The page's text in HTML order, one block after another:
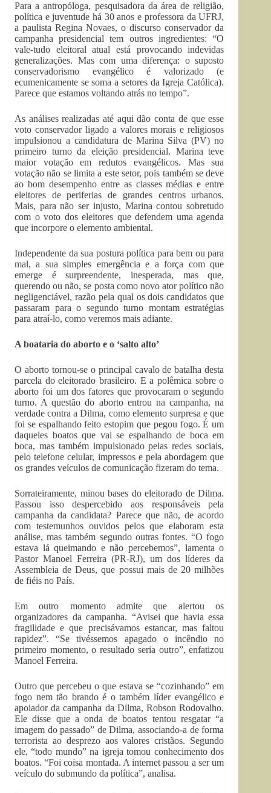
Para a antropóloga, pesquisadora da área de religião,
política e juventude há 30 anos e professora da UFRJ,
a paulista Regina Novaes, o discurso conservador da
campanha presidencial tem outros ingredientes: “O
vale-tudo eleitoral atual está provocando indevidas
generalizações. Mas com uma diferença: o suposto
conservadorismo evangélico é valorizado (e
ecumenicamente se soma a setores da Igreja Católica).
Parece que estamos voltando atrás no tempo”.
As análises realizadas até aqui dão conta de que esse
voto conservador ligado a valores morais e religiosos
impulsionou a candidatura de Marina Silva (PV) no
primeiro turno da eleição presidencial. Marina teve
maior votação em redutos evangélicos. Mas sua
votação não se limita a este setor, pois também se deve
ao bom desempenho entre as classes médias e entre
eleitores de periferias de grandes centros urbanos.
Mais, para não ser injusto, Marina contou sobretudo
com o voto dos eleitores que defendem uma agenda
que incorpore o elemento ambiental.
Independente da sua postura política para bem ou para
mal, a sua simples emergência e a força com que
emerge é surpreendente, inesperada, mas que,
querendo ou não, se posta como novo ator político não
negligenciável, razão pela qual os dois candidatos que
passaram para o segundo turno montam estratégias
para atraí-lo, como veremos mais adiante.
A boataria do aborto e o ‘salto alto’
O aborto tornou-se o principal cavalo de batalha desta
parcela do eleitorado brasileiro. E a polêmica sobre o
aborto foi um dos fatores que provocaram o segundo
turno. A questão do aborto entrou na campanha, na
verdade contra a Dilma, como elemento surpresa e que
foi se espalhando feito estopim que pegou fogo. É um
daqueles boatos que vai se espalhando de boca em
boca, mas também impulsionado pelas redes sociais,
pelo telefone celular, impressos e pela abordagem que
os grandes veículos de comunicação fizeram do tema.
Sorrateiramente, minou bases do eleitorado de Dilma.
Passou isso despercebido aos responsáveis pela
campanha da candidata? Parece que não, de acordo
com testemunhos ouvidos pelos que elaboram esta
análise, mas também segundo outras fontes. “O fogo
estava lá queimando e não percebemos”, lamenta o
Pastor Manoel Ferreira (PR-RJ), um dos líderes da
Assembleia de Deus, que possui mais de 20 milhões
de fiéis no País.
Em outro momento admite que alertou os
organizadores da campanha. “Avisei que havia essa
fragilidade e que precisávamos estancar, mas faltou
rapidez”. “Se tivéssemos apagado o incêndio no
primeiro momento, o resultado seria outro”, enfatizou
Manoel Ferreira.
Outro que percebeu o que estava se “cozinhando” em
fogo nem tão brando é o também líder evangélico e
apoiador da campanha da Dilma, Robson Rodovalho.
Ele disse que a onda de boatos tentou resgatar “a
imagem do passado” de Dilma, associando-a de forma
terrorista ao desprezo aos valores cristãos. Segundo
ele, “todo mundo” na igreja tomou conhecimento dos
boatos. “Foi coisa montada. A internet passou a ser um
veículo do submundo da política”, analisa.